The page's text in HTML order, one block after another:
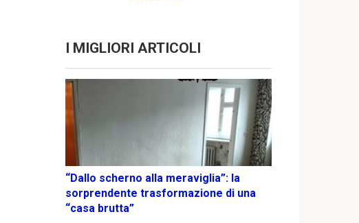
I MIGLIORI ARTICOLI
“Dallo scherno alla meraviglia”: la
sorprendente trasformazione di una
“casa brutta”